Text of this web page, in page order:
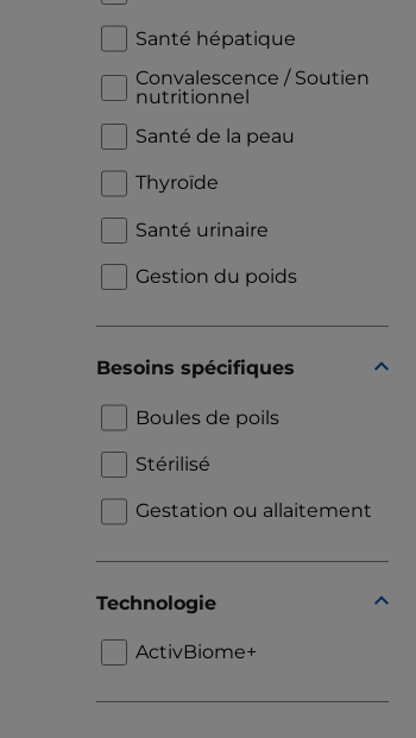
Santé hépatique
Convalescence / Soutien
nutritionnel
Santé de la peau
Thyroïde
Santé urinaire
Gestion du poids
Besoins spécifiques
Boules de poils
Stérilisé
Gestation ou allaitement
Technologie
ActivBiome+